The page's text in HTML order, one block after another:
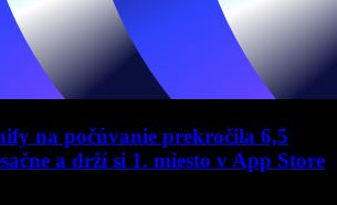
na počúvanie prekročila 6,5
a drží si 1. miesto v App Store